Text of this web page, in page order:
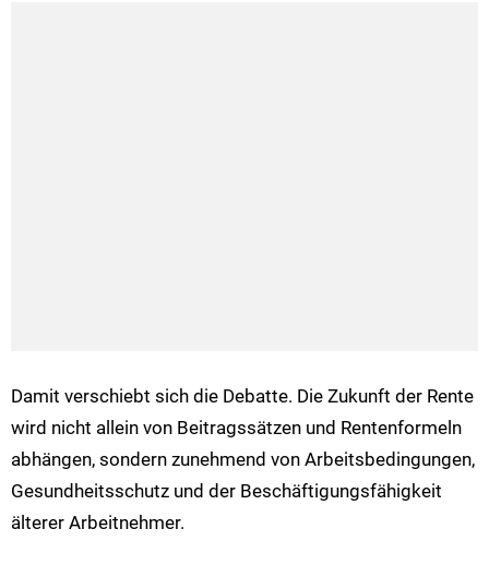
Damit verschiebt sich die Debatte. Die Zukunft der Rente
wird nicht allein von Beitragssätzen und Rentenformeln
abhängen, sondern zunehmend von Arbeitsbedingungen,
Gesundheitsschutz und der Beschäftigungsfähigkeit
älterer Arbeitnehmer.